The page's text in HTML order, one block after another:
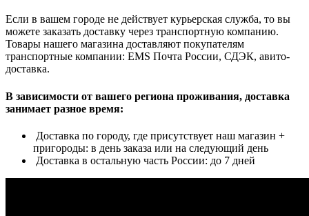
Если в вашем городе не действует курьерская служба, то вы
можете заказать доставку через транспортную компанию.
Товары нашего магазина доставляют покупателям
транспортные компании: EMS Почта России, СДЭК, авито-
доставка.
В зависимости от вашего региона проживания, доставка
занимает разное время:
Доставка по городу, где присутствует наш магазин +
пригороды: в день заказа или на следующий день
Доставка в остальную часть России: до 7 дней